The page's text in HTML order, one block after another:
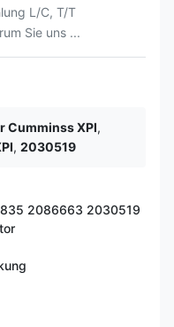
L/C, T/T
Sie uns ...
Cumminss XPI,
, 2030519
2086663 2030519